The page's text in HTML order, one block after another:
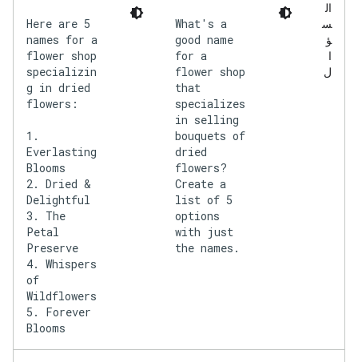
ال
س
ؤ
ا
ل
What's a
good name
for a
flower shop
that
specializes
in selling
bouquets of
dried
flowers?
Create a
list of 5
options
with just
the names.
Here are 5
names for a
flower shop
specializin
g in dried
flowers:
1.
Everlasting
Blooms
2. Dried &
Delightful
3. The
Petal
Preserve
4. Whispers
of
Wildflowers
5. Forever